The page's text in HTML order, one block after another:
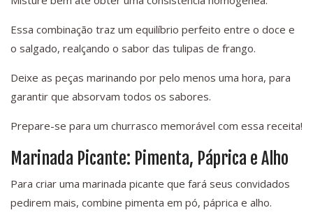
Essa combinação traz um equilíbrio perfeito entre o doce e
o salgado, realçando o sabor das tulipas de frango.
Deixe as peças marinando por pelo menos uma hora, para
garantir que absorvam todos os sabores.
Prepare-se para um churrasco memorável com essa receita!
Marinada Picante: Pimenta, Páprica e Alho
Para criar uma marinada picante que fará seus convidados
pedirem mais, combine pimenta em pó, páprica e alho.